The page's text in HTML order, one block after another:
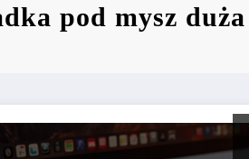
pod mysz duża